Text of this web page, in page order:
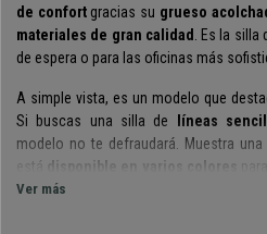
de confortgracias su grueso
materiales de gran calidad
Es la silla
de espera o para las oficinas más
A simple vista, es un modelo que
Si buscas una silla de
líneas
modelo no te defraudará.
Muestra una
está
adapte a tus necesidades y a la
Ver más